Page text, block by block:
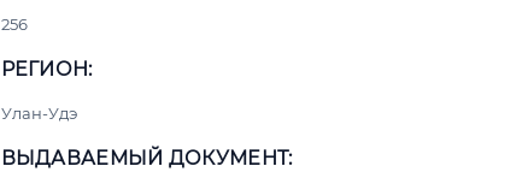
256
РЕГИОН:
Улан-Удэ
ВЫДАВАЕМЫЙ ДОКУМЕНТ: